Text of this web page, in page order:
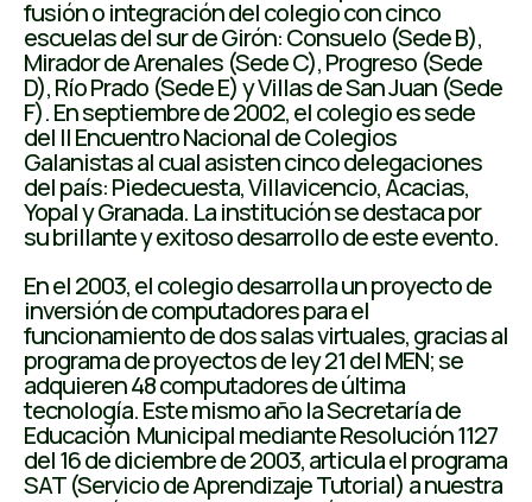
fusión o integración del colegio con cinco
escuelas del sur de Girón: Consuelo (Sede B),
Mirador de Arenales (Sede C), Progreso (Sede
D), Río Prado (Sede E) y Villas de San Juan (Sede
F). En septiembre de 2002, el colegio es sede
del II Encuentro Nacional de Colegios
Galanistas al cual asisten cinco delegaciones
del país: Piedecuesta, Villavicencio, Acacias,
Yopal y Granada. La institución se destaca por
su brillante y exitoso desarrollo de este evento.
En el 2003, el colegio desarrolla un proyecto de
inversión de computadores para el
funcionamiento de dos salas virtuales, gracias al
programa de proyectos de ley 21 del MEN; se
adquieren 48 computadores de última
tecnología. Este mismo año la Secretaría de
Educación Municipal mediante Resolución 1127
del 16 de diciembre de 2003, articula el programa
SAT (Servicio de Aprendizaje Tutorial) a nuestra